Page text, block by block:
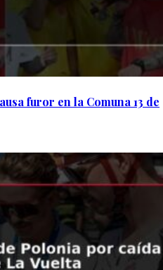
furor en la Comuna 13 de